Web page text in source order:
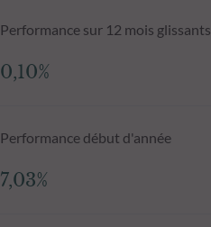
Performance sur 12 mois glissants
0,10%
Performance début d'année
7,03%